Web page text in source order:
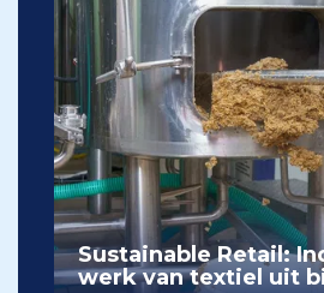
Sustainable Retail:
werk van textiel uit